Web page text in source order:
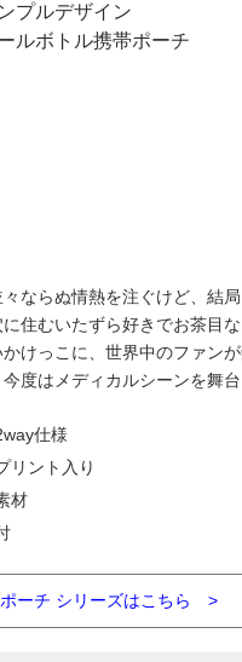
プルデザイン
ルボトル携帯ポーチ
ならぬ情熱を注ぐけど、結
住むいたずら好きでお茶目
けっこに、世界中のファン
度はメディカルシーンを舞
仕様
リント入り
材
ーチ シリーズはこちら >